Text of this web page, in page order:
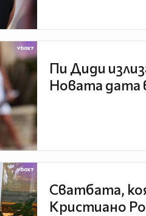
Пи Диди
Новата дата
Сватбата,
Кристиано